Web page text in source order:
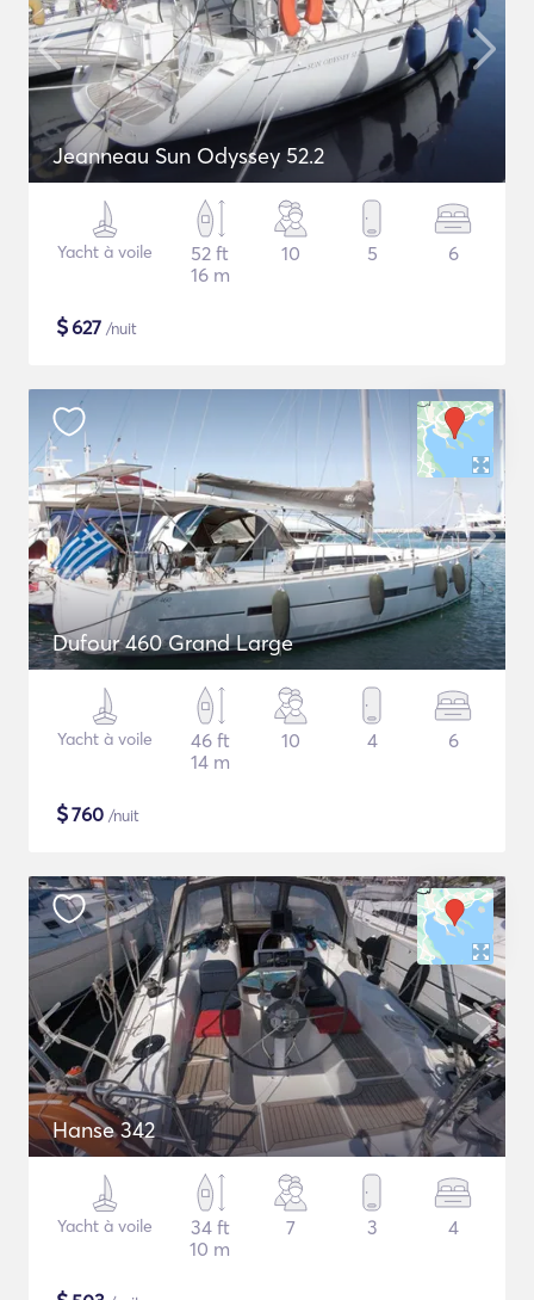
Jeanneau Sun Odyssey 52.2
Yacht à voile
52 ft
16 m
10 5 6
$627 /nuit
Dufour 460 Grand Large
Yacht à voile
46 ft
14 m
10 4 6
$760 /nuit
Hanse 342
Yacht à voile
34 ft
10 m
7 3 4